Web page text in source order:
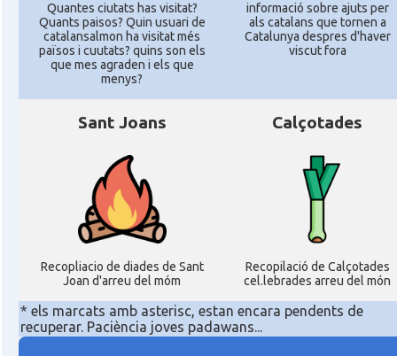
Quantes ciutats has visitat?
Quants paisos? Quin usuari de
catalansalmon ha visitat més
països i cuutats? quins son els
que mes agraden i els que
menys?
informació sobre ajuts per
als catalans que tornen a
Catalunya despres d'haver
viscut fora
Sant Joans
Recopliacio de diades de Sant
Joan d'arreu del móm
Calçotades
Recopilació de Calçotades
cel.lebrades arreu del món
* els marcats amb asterisc, estan encara pendents de
recuperar. Paciència joves padawans...